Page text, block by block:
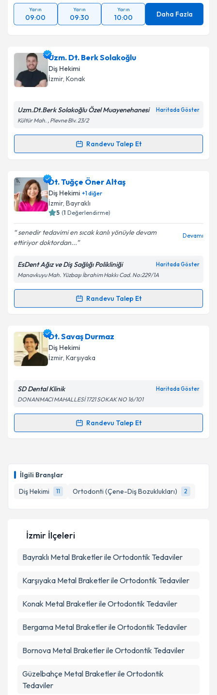
İlgili Branşlar
Diş Hekimi
11 Ortodonti (Çene-Diş Bozuklukları) 2
Yarın
09:00
Yarın
09:30
Yarın
10:00 Daha Fazla
Uzm. Dt. Berk Solakoğlu
Diş Hekimi
İzmir, Konak
Uzm.Dt.Berk Solakoğlu Özel Muayenehanesi Haritada Göster
Kültür Mah. , Plevne Blv. 23/2
Randevu Talep Et
Randevu Takvimi Talebi
Uzm. Dt. Berk Solakoğluiçin randevu takvimi talebi
oluşturun. Size bu uzmandan randevu almanız için bir
takvim hazırlandığında e-posta ile bilgilendireceğiz.
Kişisel verilerimin işlenmesine ilişkin
Aydınlatma
Metni'ni okudum ve kişisel verilerimin belirtilen
kapsamda işlenmesini kabul ediyorum.
Dt. Tuğçe Öner Altaş
Diş Hekimi +1diğer
İzmir, Bayraklı
5 (1 Değerlendirme)
senedir tedavimi en sıcak kanlı yönüyle devam
ettiriyor doktordan...
Devamı
EsDent Ağız ve Diş Sağlığı Polikliniği Haritada Göster
Manavkuyu Mah. Yüzbaşı İbrahim Hakkı Cad. No:229/1A
Randevu Talep Et
Randevu Takvimi Talebi
Dt. Tuğçe Öner Altaşiçin randevu takvimi talebi
oluşturun. Size bu uzmandan randevu almanız için bir
takvim hazırlandığında e-posta ile bilgilendireceğiz.
Kişisel verilerimin işlenmesine ilişkin
Metni'ni okudum ve kişisel verilerimin belirtilen
Dt. Savaş Durmaz
Diş Hekimi
İzmir, Karşıyaka
SD Dental Klinik Haritada Göster
DONANMACI MAHALLESİ 1721 SOKAK NO 16/101
Randevu Talep Et
Randevu Takvimi Talebi
takvim hazırlandığında e-posta ile bilgilendireceğiz.
E-posta Adresiniz
Metni'ni okudum ve kişisel verilerimin belirtilen
İzmir İlçeleri
Bayraklı Metal Braketler ile Ortodontik Tedaviler
Karşıyaka Metal Braketler ile Ortodontik Tedaviler
Konak Metal Braketler ile Ortodontik Tedaviler
Bergama Metal Braketler ile Ortodontik Tedaviler
Bornova Metal Braketler ile Ortodontik Tedaviler
Güzelbahçe Metal Braketler ile Ortodontik
Tedaviler